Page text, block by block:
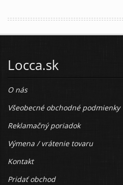
Locca.sk
O nás
Všeobecné obchodné podmienky
Reklamačný poriadok
Výmena / vrátenie tovaru
Kontakt
Pridať obchod